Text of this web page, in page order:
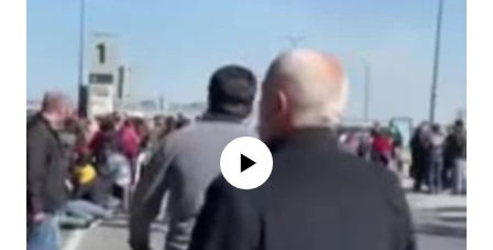
No media source currently available